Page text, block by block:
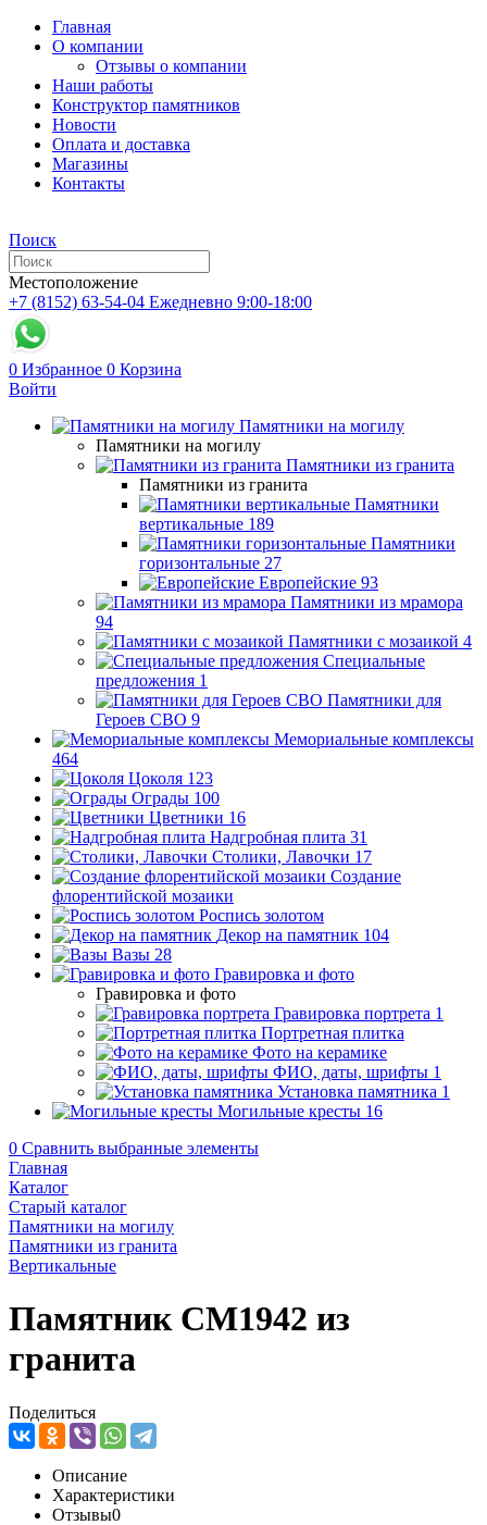
Главная
О компании
Отзывы о компании
Наши работы
Конструктор памятников
Новости
Оплата и доставка
Магазины
Контакты
Поиск
Местоположение
+7 (8152) 63-54-04 Ежедневно 9:00-18:00
0 Избранное 0 Корзина
Войти
Памятники на могилу
Памятники на могилу
Памятники из гранита
Памятники из гранита
Памятники
вертикальные 189
Памятники
горизонтальные 27
Европейские 93
Памятники из мрамора
94
Памятники с мозаикой 4
Специальные
предложения 1
Памятники для
Героев СВО 9
Мемориальные комплексы
464
Цоколя 123
Ограды 100
Цветники 16
Надгробная плита 31
Столики, Лавочки 17
Создание
флорентийской мозаики
Роспись золотом
Декор на памятник 104
Вазы 28
Гравировка и фото
Гравировка и фото
Гравировка портрета 1
Портретная плитка
Фото на керамике
ФИО, даты, шрифты 1
Установка памятника 1
Могильные кресты 16
0 Сравнить выбранные элементы
Главная
Каталог
Старый каталог
Памятники на могилу
Памятники из гранита
Вертикальные
Памятник CM1942 из
гранита
Поделиться
Описание
Характеристики
Отзывы0